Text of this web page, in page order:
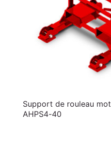
Support de rouleau
AHPS4-40